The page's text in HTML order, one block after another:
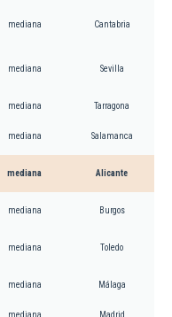
mediana Cantabria
mediana Sevilla
mediana Tarragona
mediana Salamanca
mediana Alicante
mediana Burgos
mediana Toledo
mediana Málaga
mediana Madrid